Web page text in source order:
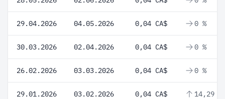
29.04.2026 04.05.2026 0,04 CA$ 0 %
30.03.2026 02.04.2026 0,04 CA$ 0 %
26.02.2026 03.03.2026 0,04 CA$ 0 %
29.01.2026 03.02.2026 0,04 CA$ 14,29 %